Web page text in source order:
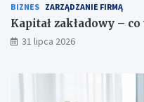
BIZNES ZARZĄDZANIE FIRMĄ
Kapitał zakładowy –
31 lipca 2026